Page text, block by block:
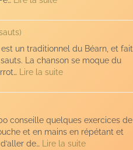
à
un traditionnel du Béarn, et fait
La chanson se moque du
Lire la suite:
(sauts)
conseille quelques exercices de
et en mains en répétant et
de… Lire la suite: